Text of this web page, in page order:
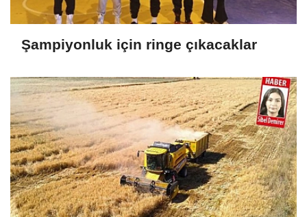
Şampiyonluk için ringe çıkacaklar